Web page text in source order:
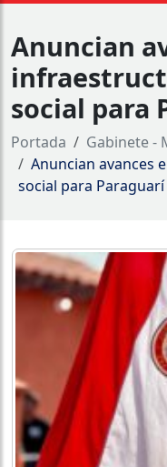
Anuncian
social para
Portada
Gabinete -
Anuncian avances
social para Paraguarí